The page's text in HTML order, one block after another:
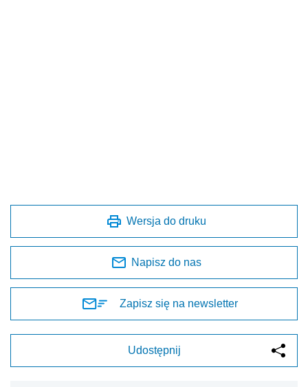
Wersja do druku
Napisz do nas
Zapisz się na newsletter
Udostępnij